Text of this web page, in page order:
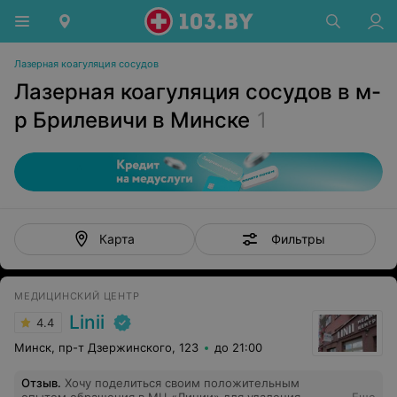
Лазерная коагуляция сосудов
Лазерная коагуляция сосудов в м-
р Брилевичи в Минске 1
Карта Фильтры
МЕДИЦИНСКИЙ ЦЕНТР
4.4 Linii
Минск, пр-т Дзержинского, 123 до 21:00
Отзыв. Хочу поделиться своим положительным